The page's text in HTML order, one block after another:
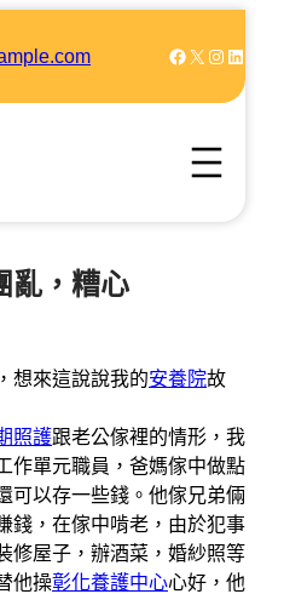
Facebook X Instagram LinkedIn
亂，糟心
想來這說說我的安養院故
照護跟老公傢裡的情形，我
作單元職員，爸媽傢中做點
可以存一些錢。他傢兄弟倆
錢，在傢中啃老，由於犯事
修屋子，辦酒菜，婚紗照等
他操彰化養護中心心好，他